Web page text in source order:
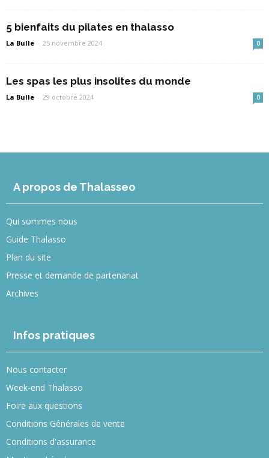
5 bienfaits du pilates en thalasso
La Bulle - 25 novembre 2024 0
Les spas les plus insolites du monde
La Bulle - 29 octobre 2024 0
A propos de Thalasseo
Qui sommes nous
Guide Thalasso
Plan du site
Presse et demande de partenariat
Archives
Infos pratiques
Nous contacter
Week-end Thalasso
Foire aux questions
Conditions Générales de vente
Conditions d'assurance